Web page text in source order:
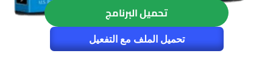
تحميل البرنامج
تحميل الملف مع التفعيل